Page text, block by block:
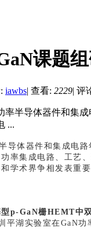
课题
iawbs| 查看: 2229| 评
半导体器件和集成
...
导体器件和集成电
率集成电路、工艺
学术界争相发表重要
型p-GaN栅HEMT中
平湖实验室在GaN